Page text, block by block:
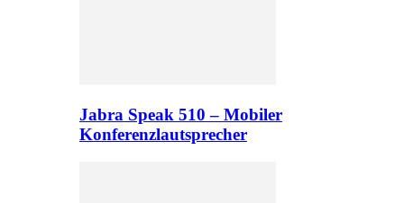
Jabra Speak 510 – Mobiler
Konferenzlautsprecher